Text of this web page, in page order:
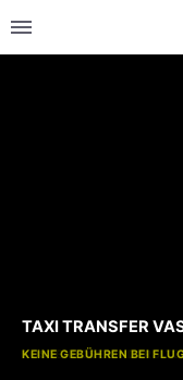
KOSTENLOSE
KEINE GEBÜHREN BEI
TAXI TRANSFER